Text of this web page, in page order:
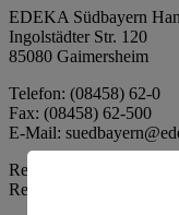
EDEKA Südbayern
Ingolstädter Str. 120
85080 Gaimersheim
Telefon: (08458) 62-0
Fax: (08458) 62-500
E-Mail:
Registergericht:
Registernummer: HRA